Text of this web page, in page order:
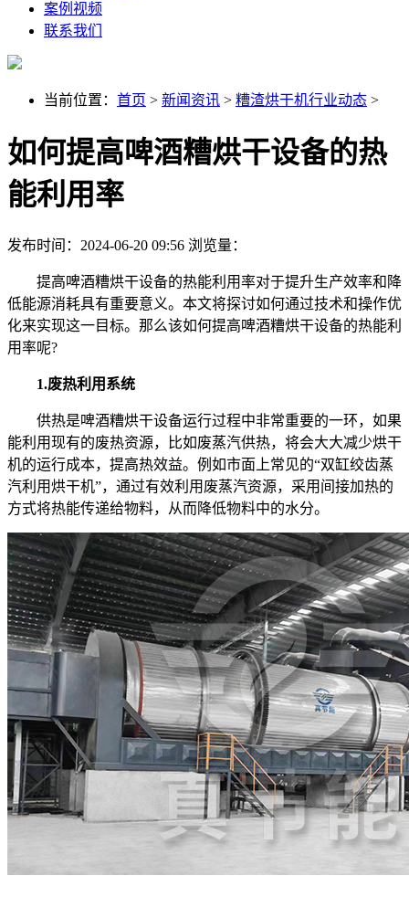
案例视频
联系我们
当前位置： 首页 > 新闻资讯 > 糟渣烘干机行业动态 >
如何提高啤酒糟烘干设备的热
能利用率
发布时间：2024-06-20 09:56 浏览量：
提高啤酒糟烘干设备的热能利用率对于提升生产效率和降
低能源消耗具有重要意义。本文将探讨如何通过技术和操作优
化来实现这一目标。那么该如何提高啤酒糟烘干设备的热能利
用率呢?
1.废热利用系统
供热是啤酒糟烘干设备运行过程中非常重要的一环，如果
能利用现有的废热资源，比如废蒸汽供热，将会大大减少烘干
机的运行成本，提高热效益。例如市面上常见的“双缸绞齿蒸
汽利用烘干机”，通过有效利用废蒸汽资源，采用间接加热的
方式将热能传递给物料，从而降低物料中的水分。